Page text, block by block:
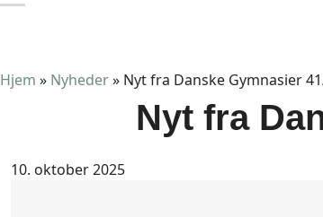
Hjem » Nyheder» Nyt fra Danske Gymnasier
Nyt fra
10. oktober 2025